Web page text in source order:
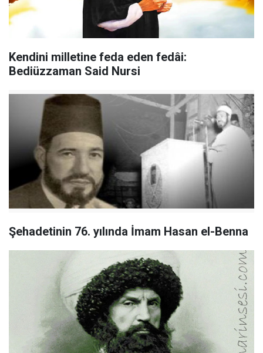
Kendini milletine feda eden fedâi:
Bediüzzaman Said Nursi
Şehadetinin 76. yılında İmam Hasan el-Benna